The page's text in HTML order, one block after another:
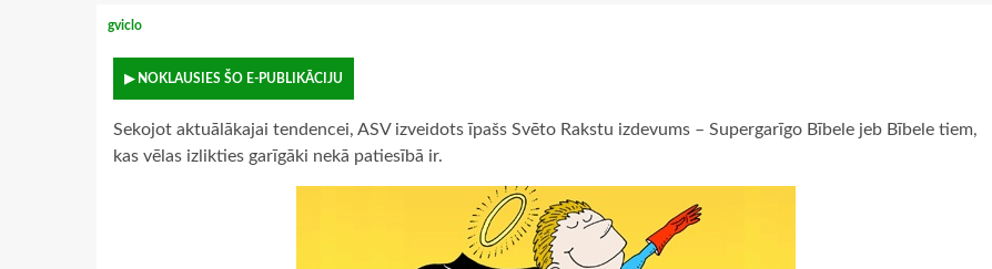
gviclo
▶ NOKLAUSIES ŠO E-PUBLIKĀCIJU
Sekojot aktuālākajai tendencei, ASV izveidots īpašs Svēto Rakstu izdevums – Supergarīgo Bībele jeb Bībele tiem,
kas vēlas izlikties garīgāki nekā patiesībā ir.